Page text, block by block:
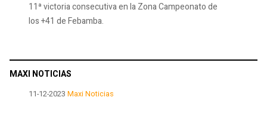
11ª victoria consecutiva en la Zona Campeonato de
los +41 de Febamba.
MAXI NOTICIAS
11-12-2023 Maxi Noticias